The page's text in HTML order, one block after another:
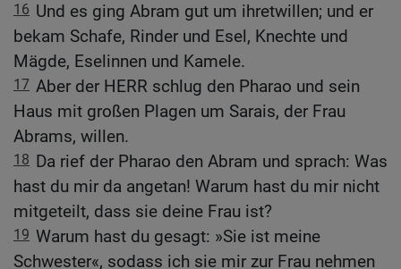
16 Und es ging Abram gut um ihretwillen; und er
bekam Schafe, Rinder und Esel, Knechte und
Mägde, Eselinnen und Kamele.
17 Aber der HERR schlug den Pharao und sein
Haus mit großen Plagen um Sarais, der Frau
Abrams, willen.
18 Da rief der Pharao den Abram und sprach: Was
hast du mir da angetan! Warum hast du mir nicht
mitgeteilt, dass sie deine Frau ist?
19 Warum hast du gesagt: »Sie ist meine
Schwester«, sodass ich sie mir zur Frau nehmen